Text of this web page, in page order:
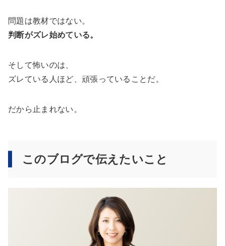
問題は教材ではない。
判断がズレ始めている。
そして怖いのは、
ズレている人ほど、頑張っていることだ。
だから止まれない。
このブログで伝えたいこと